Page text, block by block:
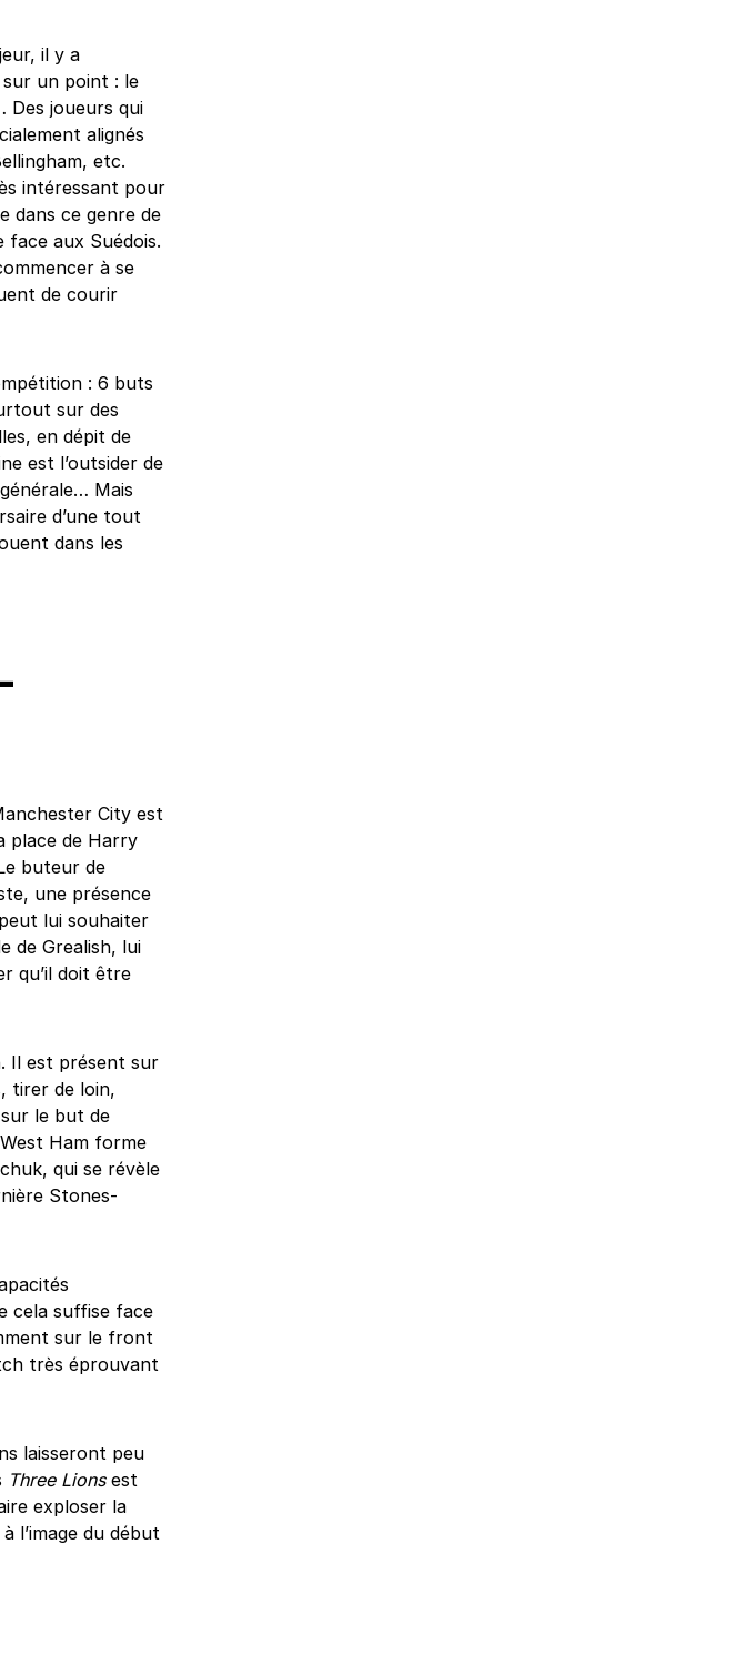
il y a
un point : le
Des joueurs qui
alignés
etc.
intéressant pour
dans ce genre de
aux Suédois.
à se
de courir
: 6 buts
sur des
en dépit de
est l’outsider de
Mais
d’une tout
dans les
City est
place de Harry
buteur de
une présence
lui souhaiter
de Grealish, lui
qu’il doit être
Il est présent sur
tirer de loin,
le but de
Ham forme
qui se révèle
Stones-
cela suffise face
sur le front
très éprouvant
laisseront peu
Three Lions est
exploser la
l’image du début